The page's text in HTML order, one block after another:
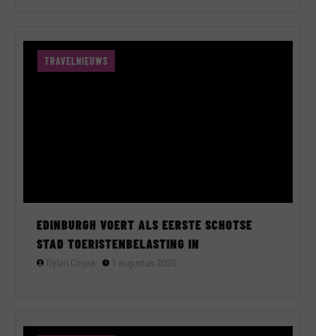
TRAVELNIEUWS
EDINBURGH VOERT ALS EERSTE SCHOTSE
STAD TOERISTENBELASTING IN
Dylan Cinjee 1 augustus 2026